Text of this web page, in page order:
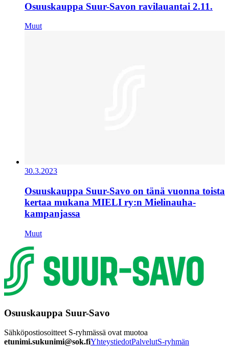
Osuuskauppa Suur-Savon ravilauantai 2.11.
Muut
30.3.2023
Osuuskauppa Suur-Savo on tänä vuonna toista
kertaa mukana MIELI ry:n Mielinauha-
kampanjassa
Muut
Osuuskauppa Suur-Savo
Sähköpostiosoitteet S-ryhmässä ovat muotoa
etunimi.sukunimi@sok.fiYhteystiedotPalvelutS-ryhmän